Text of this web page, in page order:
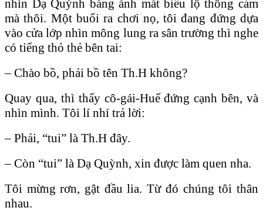
nhìn Dạ Quỳnh bằng ánh mắt biểu lộ thông cảm
mà thôi. Một buổi ra chơi nọ, tôi đang đứng dựa
vào cửa lớp nhìn mông lung ra sân trường thì nghe
có tiếng thỏ thẻ bên tai:
– Chào bồ, phải bồ tên Th.H không?
Quay qua, thì thấy cô-gái-Huế đứng cạnh bên, và
nhìn mình. Tôi lí nhí trả lời:
– Phải, “tui” là Th.H đây.
– Còn “tui” là Dạ Quỳnh, xin được làm quen nha.
Tôi mừng rơn, gật đầu lia. Từ đó chúng tôi thân
nhau.